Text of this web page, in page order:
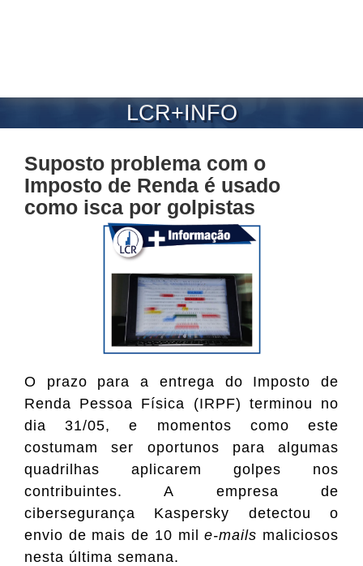
LCR+INFO
Suposto problema com o
Imposto de Renda é usado
como isca por golpistas
O prazo para a entrega do Imposto de
Renda Pessoa Física (IRPF) terminou no
dia 31/05, e momentos como este
costumam ser oportunos para algumas
quadrilhas aplicarem golpes nos
contribuintes. A empresa de
cibersegurança Kaspersky detectou o
envio de mais de 10 mile-mails maliciosos
nesta última semana.